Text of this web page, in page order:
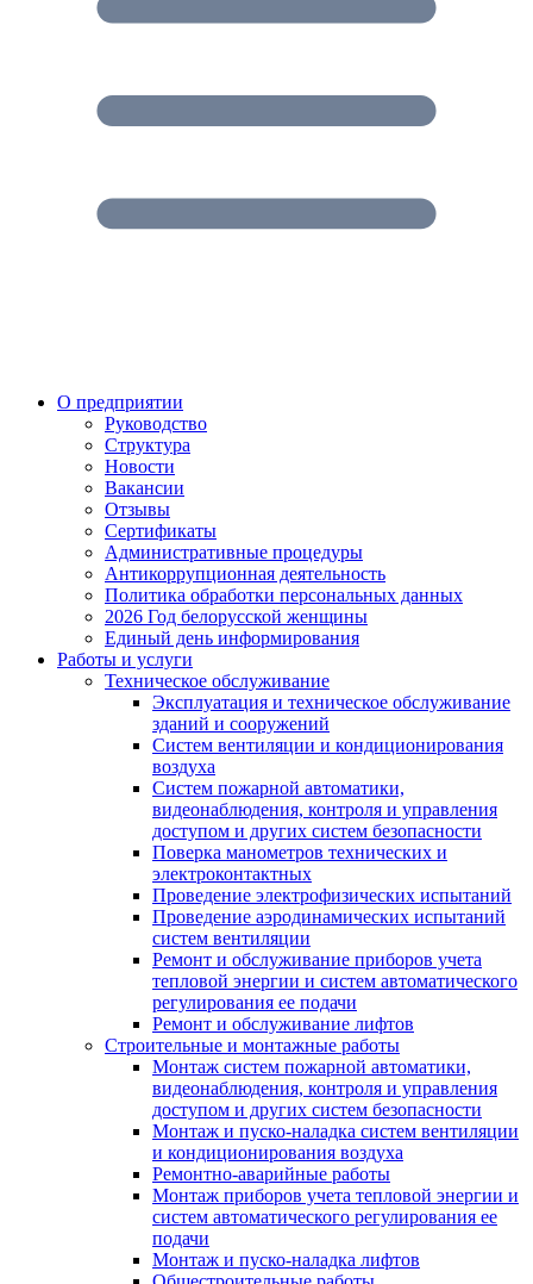
О предприятии
Руководство
Структура
Новости
Вакансии
Отзывы
Сертификаты
Административные процедуры
Антикоррупционная деятельность
Политика обработки персональных данных
2026 Год белорусской женщины
Единый день информирования
Работы и услуги
Техническое обслуживание
Эксплуатация и техническое обслуживание
зданий и сооружений
Систем вентиляции и кондиционирования
воздуха
Систем пожарной автоматики,
видеонаблюдения, контроля и управления
доступом и других систем безопасности
Поверка манометров технических и
электроконтактных
Проведение электрофизических испытаний
Проведение аэродинамических испытаний
систем вентиляции
Ремонт и обслуживание приборов учета
тепловой энергии и систем автоматического
регулирования ее подачи
Ремонт и обслуживание лифтов
Строительные и монтажные работы
Монтаж систем пожарной автоматики,
видеонаблюдения, контроля и управления
доступом и других систем безопасности
Монтаж и пуско-наладка систем вентиляции
и кондиционирования воздуха
Ремонтно-аварийные работы
Монтаж приборов учета тепловой энергии и
систем автоматического регулирования ее
подачи
Монтаж и пуско-наладка лифтов